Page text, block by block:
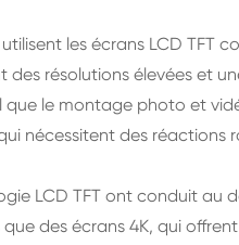
les écrans LCD
des résolutions élevées et
que le montage photo et
nécessitent des réactions
LCD TFT ont conduit
des écrans 4K, qui